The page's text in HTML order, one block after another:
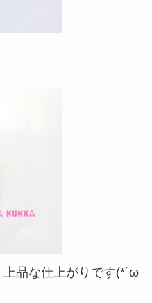
品な仕上がりです(*´ω